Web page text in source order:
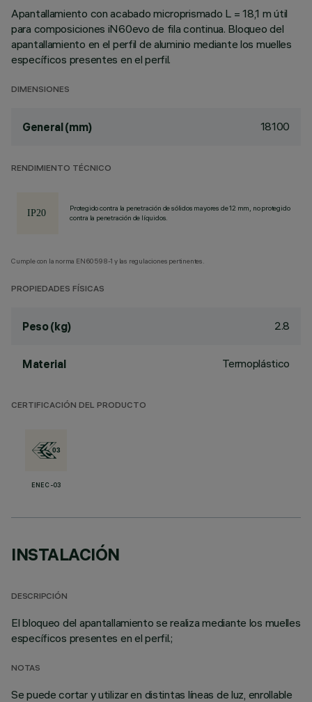
Apantallamiento con acabado microprismado L = 18,1 m útil
para composiciones iN60evo de fila continua. Bloqueo del
apantallamiento en el perfil de aluminio mediante los muelles
específicos presentes en el perfil.
DIMENSIONES
General (mm) 18100
RENDIMIENTO TÉCNICO
Protegido contra la penetración de sólidos mayores de 12 mm, no protegido
contra la penetración de líquidos.
Cumple con la norma EN60598-1 y las regulaciones pertinentes.
PROPIEDADES FÍSICAS
Peso (kg) 2.8
Material Termoplástico
CERTIFICACIÓN DEL PRODUCTO
ENEC-03
INSTALACIÓN
DESCRIPCIÓN
El bloqueo del apantallamiento se realiza mediante los muelles
específicos presentes en el perfil.;
NOTAS
Se puede cortar y utilizar en distintas líneas de luz, enrollable